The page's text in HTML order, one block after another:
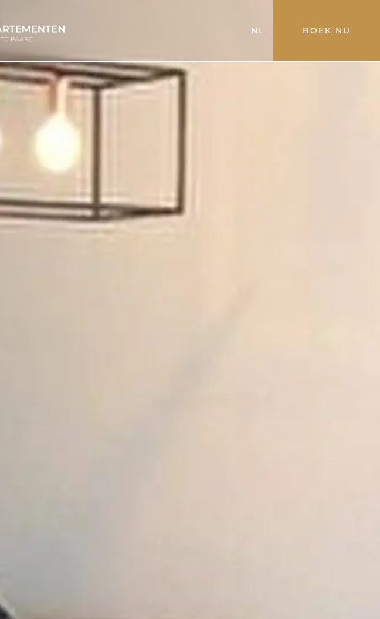
NL BOEK NU